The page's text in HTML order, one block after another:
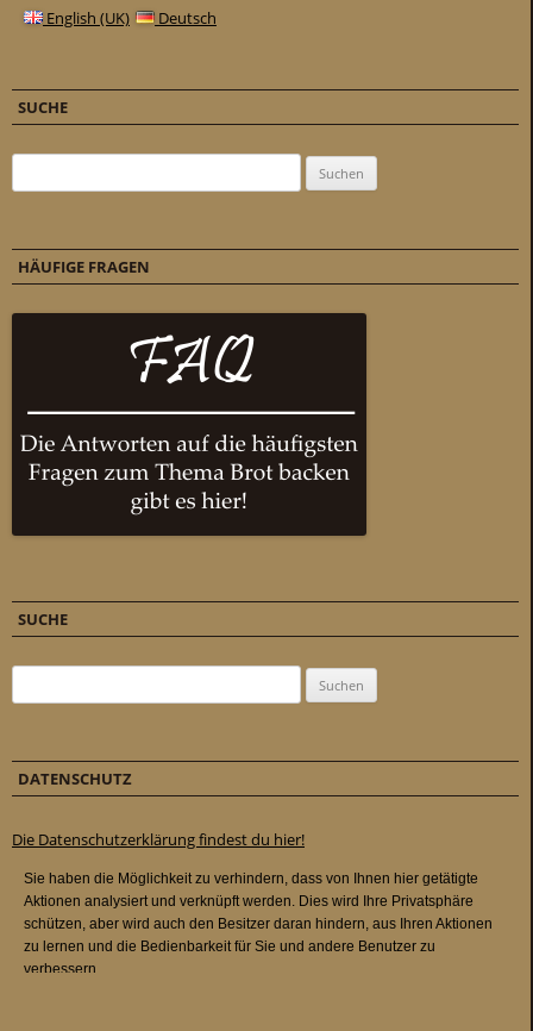
English (UK) Deutsch
SUCHE
HÄUFIGE FRAGEN
SUCHE
DATENSCHUTZ
Die Datenschutzerklärung findest du hier!